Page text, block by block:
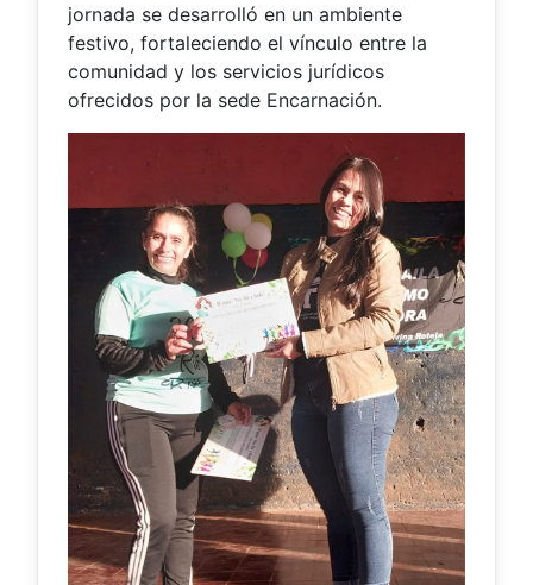
jornada se desarrolló en un ambiente
festivo, fortaleciendo el vínculo entre la
comunidad y los servicios jurídicos
ofrecidos por la sede Encarnación.